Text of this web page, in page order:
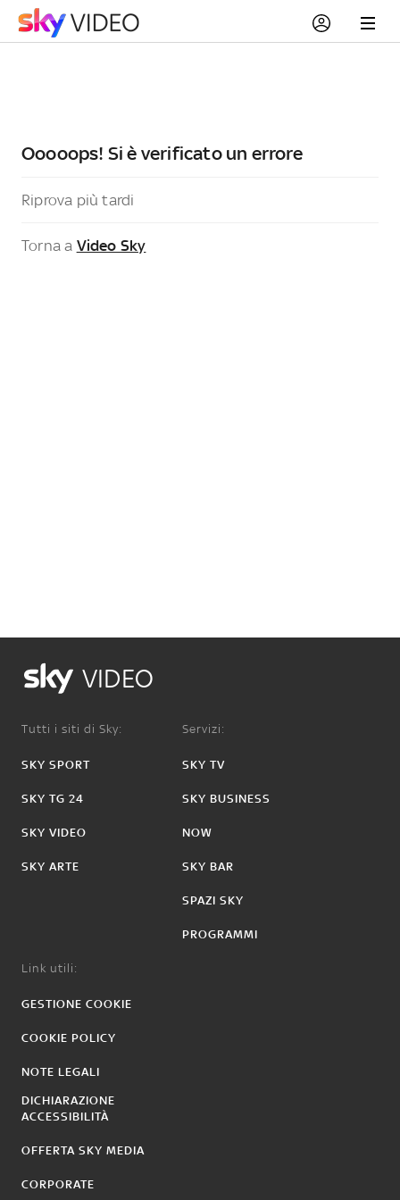
Ooooops! Si è verificato un errore
Riprova più tardi
Torna a Video Sky
VIDEO
Tutti i siti di Sky:
SKY SPORT
SKY TG 24
SKY VIDEO
SKY ARTE
Servizi:
SKY TV
SKY BUSINESS
NOW
SKY BAR
SPAZI SKY
PROGRAMMI
Link utili:
GESTIONE COOKIE
COOKIE POLICY
NOTE LEGALI
DICHIARAZIONE
ACCESSIBILITÀ
OFFERTA SKY MEDIA
CORPORATE